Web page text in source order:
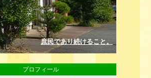
庶民であり続けること。
プロフィール